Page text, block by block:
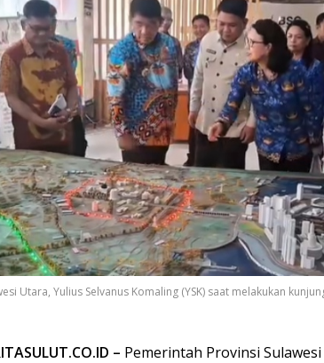
Utara, Yulius Selvanus Komaling (YSK) saat melakukan
– Pemerintah Provinsi